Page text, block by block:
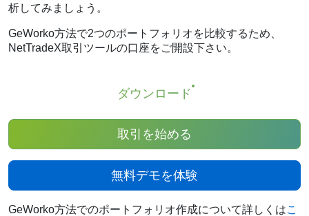
析してみましょう。
GeWorko方法で2つのポートフォリオを比較するため、
NetTradeX取引ツールの口座をご開設下さい。
ダウンロード
取引を始める
無料デモを体験
GeWorko方法でのポートフォリオ作成について詳しくはこ